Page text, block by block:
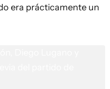
era prácticamente un